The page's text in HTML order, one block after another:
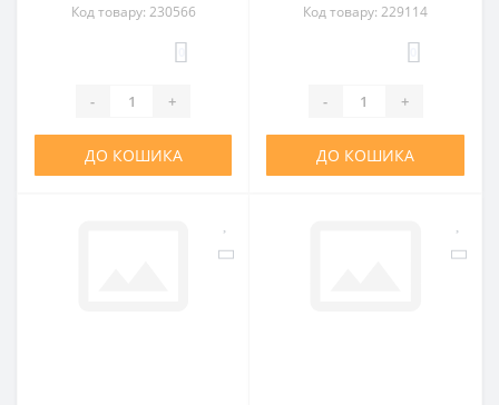
Код товару: 230566
- +
ДО КОШИКА
Код товару: 229114
- +
ДО КОШИКА